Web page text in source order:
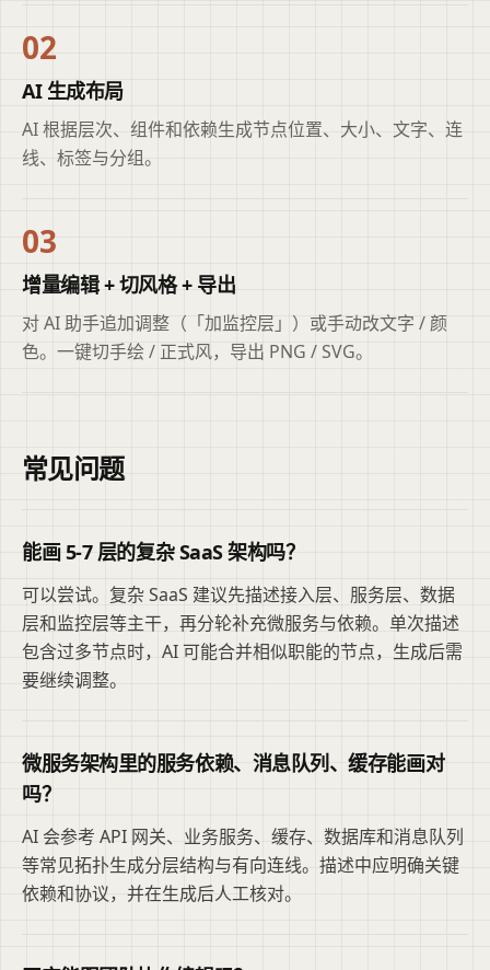
02
AI 生成布局
AI 根据层次、组件和依赖生成节点位置、大小、文字、连
线、标签与分组。
03
增量编辑 + 切风格 + 导出
对 AI 助手追加调整（「加监控层」）或手动改文字 / 颜
色。一键切手绘 / 正式风，导出 PNG / SVG。
常见问题
能画 5-7 层的复杂 SaaS 架构吗？
可以尝试。复杂 SaaS 建议先描述接入层、服务层、数据
层和监控层等主干，再分轮补充微服务与依赖。单次描述
包含过多节点时，AI 可能合并相似职能的节点，生成后需
要继续调整。
微服务架构里的服务依赖、消息队列、缓存能画对
吗？
AI 会参考 API 网关、业务服务、缓存、数据库和消息队列
等常见拓扑生成分层结构与有向连线。描述中应明确关键
依赖和协议，并在生成后人工核对。